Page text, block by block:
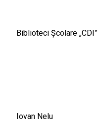
Biblioteci Școlare „CDI”
Iovan Nelu